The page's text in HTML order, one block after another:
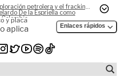
petrolera y el fracking,
De la Espriella como
y placa
aplica Enlaces rápidos